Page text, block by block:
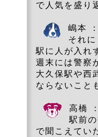
で人気を盛り
嶋本
それ
駅に人が入れ
週末には警察
大久保駅や西
ならないこと
高橋
駅前
で聞こえてい